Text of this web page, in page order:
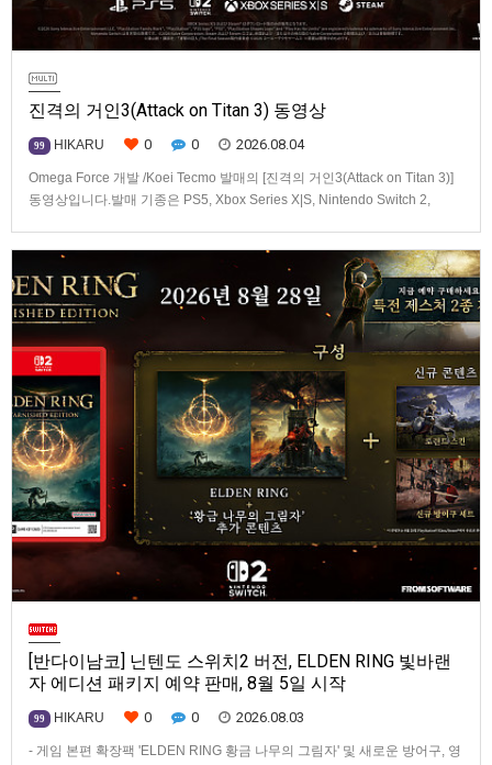
진격의 거인3(Attack on Titan 3) 동영상
99 HIKARU 0 0 2026.08.04
Omega Force 개발 /Koei Tecmo 발매의 [진격의 거인3(Attack on Titan 3)]
동영상입니다.발매 기종은 PS5, Xbox Series X|S, Nintendo Switch 2,
[반다이남코] 닌텐도 스위치2 버전, ELDEN RING 빛바랜
자 에디션 패키지 예약 판매, 8월 5일 시작
99 HIKARU 0 0 2026.08.03
- 게임 본편 확장팩 'ELDEN RING 황금 나무의 그림자' 및 새로운 방어구, 영